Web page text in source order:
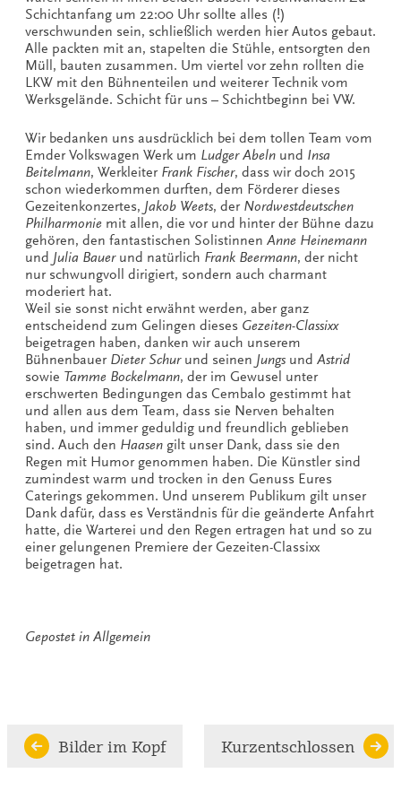
Schichtanfang um 22:00 Uhr sollte alles (!)
verschwunden sein, schließlich werden hier Autos gebaut.
Alle packten mit an, stapelten die Stühle, entsorgten den
Müll, bauten zusammen. Um viertel vor zehn rollten die
LKW mit den Bühnenteilen und weiterer Technik vom
Werksgelände. Schicht für uns – Schichtbeginn bei VW.
Wir bedanken uns ausdrücklich bei dem tollen Team vom
Emder Volkswagen Werk um Ludger Abeln und Insa
Beitelmann, Werkleiter Frank Fischer, dass wir doch 2015
schon wiederkommen durften, dem Förderer dieses
Gezeitenkonzertes, Jakob Weets, der Nordwestdeutschen
Philharmonie mit allen, die vor und hinter der Bühne dazu
gehören, den fantastischen Solistinnen Anne Heinemann
und Julia Bauerund natürlich Frank Beermann, der nicht
nur schwungvoll dirigiert, sondern auch charmant
moderiert hat.
Weil sie sonst nicht erwähnt werden, aber ganz
entscheidend zum Gelingen dieses Gezeiten-Classixx
beigetragen haben, danken wir auch unserem
Bühnenbauer Dieter Schurund seinen Jungs und Astrid
sowie Tamme Bockelmann, der im Gewusel unter
erschwerten Bedingungen das Cembalo gestimmt hat
und allen aus dem Team, dass sie Nerven behalten
haben, und immer geduldig und freundlich geblieben
sind. Auch den Haasen gilt unser Dank, dass sie den
Regen mit Humor genommen haben. Die Künstler sind
zumindest warm und trocken in den Genuss Eures
Caterings gekommen. Und unserem Publikum gilt unser
Dank dafür, dass es Verständnis für die geänderte Anfahrt
hatte, die Warterei und den Regen ertragen hat und so zu
einer gelungenen Premiere der Gezeiten-Classixx
beigetragen hat.
Gepostet in Allgemein
Continue
Reading
Bilder im Kopf Kurzentschlossen